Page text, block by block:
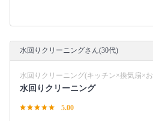
水回りクリーニングさん(30代)
水回りクリーニング(キッチン×換気扇×
水回りクリーニング
5.00